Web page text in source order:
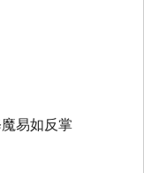
易如反掌